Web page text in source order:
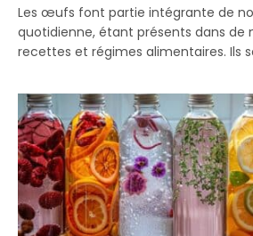
Les œufs font partie intégrante de
quotidienne, étant présents dans de
recettes et régimes alimentaires. Ils